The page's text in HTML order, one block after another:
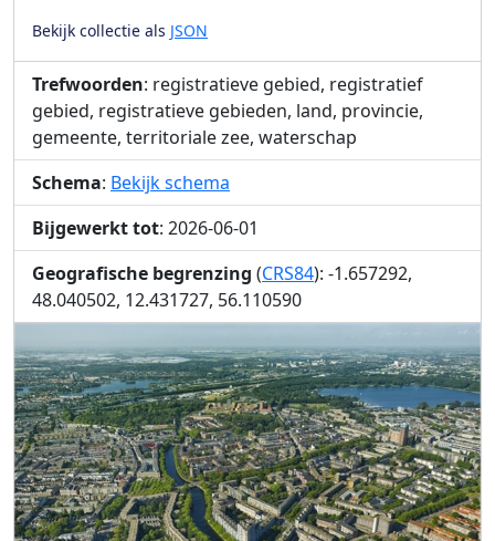
Bekijk collectie als JSON
Trefwoorden: registratieve gebied, registratief
gebied, registratieve gebieden, land, provincie,
gemeente, territoriale zee, waterschap
Schema: Bekijk schema
Bijgewerkt tot: 2026-06-01
Geografische begrenzing (CRS84): -1.657292,
48.040502, 12.431727, 56.110590